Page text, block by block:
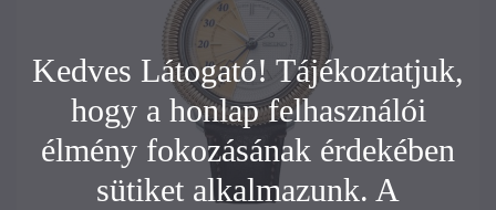
Kedves Látogató! Tájékoztatjuk,
hogy a honlap felhasználói
élmény fokozásának érdekében
sütiket alkalmazunk. A